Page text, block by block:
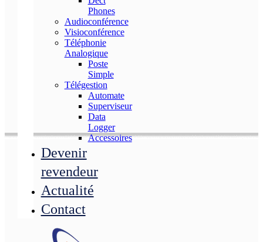
Phones
Audioconférence
Visioconférence
Téléphonie
Analogique
Poste
Simple
Télégestion
Automate
Superviseur
Data
Logger
Accessoires
Devenir
revendeur
Actualité
Contact